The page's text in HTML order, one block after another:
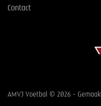
Contact
AMVJ Voetbal © 2026 -